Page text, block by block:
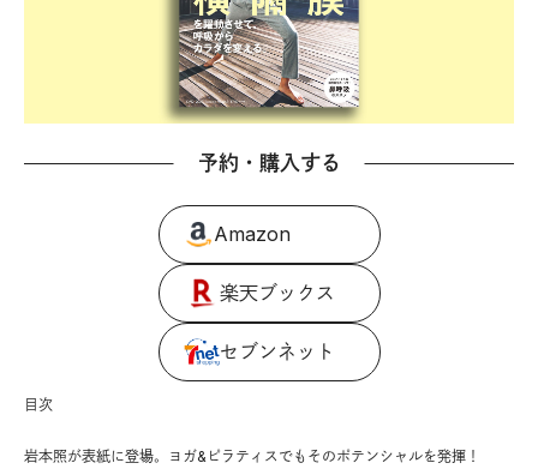
予約・購入する
Amazon
楽天ブックス
セブンネット
目次
岩本照が表紙に登場。ヨガ&ピラティスでもそのポテンシャルを発揮！